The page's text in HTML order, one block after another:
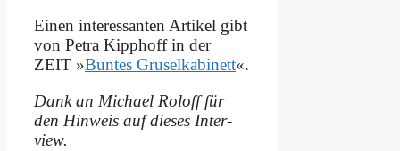
Ei­nen in­ter­es­san­ten Ar­ti­kel gibt
von Pe­tra Kipp­hoff in der
ZEIT »Bun­tes Gru­sel­ka­bi­nett«.
Dank an Mi­cha­el Rol­off für
den Hin­weis auf die­ses In­ter­
view.